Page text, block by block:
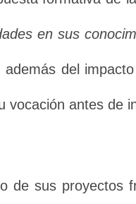
en sus
además del impacto
vocación antes de
de sus proyectos